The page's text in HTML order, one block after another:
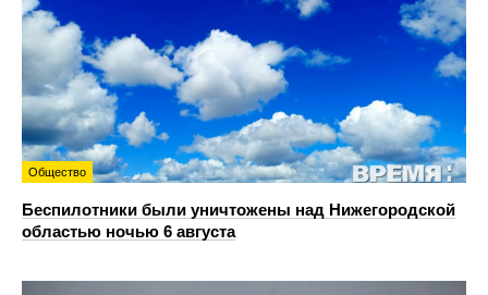
Общество
Беспилотники были уничтожены над Нижегородской
областью ночью 6 августа